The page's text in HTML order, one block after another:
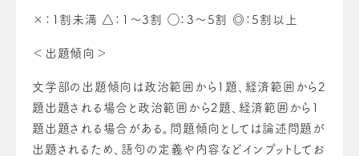
×：1割未満 △：1〜3割 ◯：3〜5割 ◎：5割以上
＜出題傾向＞
文学部の出題傾向は政治範囲から1題、経済範囲から2
題出題される場合と政治範囲から2題、経済範囲から1
題出題される場合がある。問題傾向としては論述問題が
出題されるため、語句の定義や内容などインプットしてお